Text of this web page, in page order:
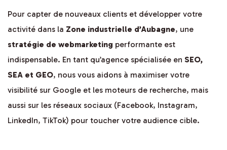
Pour capter de nouveaux clients et développer votre
activité dans la Zone industrielle d’Aubagne, une
stratégie de webmarketing performante est
indispensable. En tant qu’agence spécialisée en SEO,
SEA et GEO, nous vous aidons à maximiser votre
visibilité sur Google et les moteurs de recherche, mais
aussi sur les réseaux sociaux (Facebook, Instagram,
LinkedIn, TikTok) pour toucher votre audience cible.